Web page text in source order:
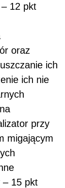
12 pkt
oraz
ich
ich nie
przy
migającym
– 15 pkt